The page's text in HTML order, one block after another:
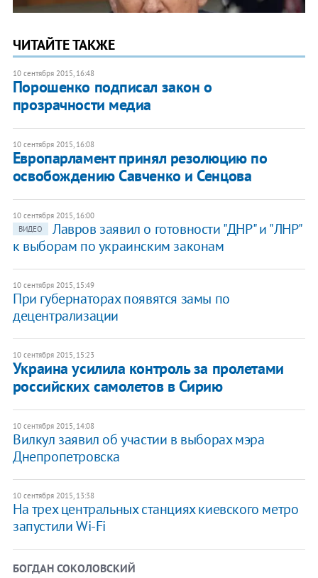
ЧИТАЙТЕ ТАКЖЕ
10 сентября 2015, 16:48
Порошенко подписал закон о
прозрачности медиа
10 сентября 2015, 16:08
Европарламент принял резолюцию по
освобождению Савченко и Сенцова
10 сентября 2015, 16:00
ВИДЕО
Лавров заявил о готовности "ДНР" и "ЛНР"
к выборам по украинским законам
10 сентября 2015, 15:49
При губернаторах появятся замы по
децентрализации
10 сентября 2015, 15:23
Украина усилила контроль за пролетами
российских самолетов в Сирию
10 сентября 2015, 14:08
Вилкул заявил об участии в выборах мэра
Днепропетровска
10 сентября 2015, 13:38
На трех центральных станциях киевского метро
запустили Wi-Fi
БОГДАН СОКОЛОВСКИЙ